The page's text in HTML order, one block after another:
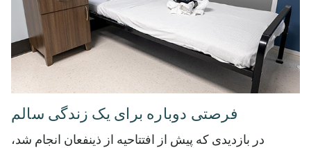
فرصتی دوباره برای یک زندگی سالم
در بازدیدی که پیش از افتتاحیه از ذینفعان انجام شد،